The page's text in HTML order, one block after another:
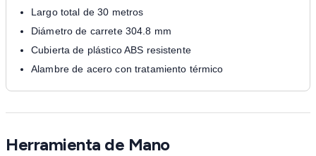
Largo total de 30 metros
Diámetro de carrete 304.8 mm
Cubierta de plástico ABS resistente
Alambre de acero con tratamiento térmico
Herramienta de Mano